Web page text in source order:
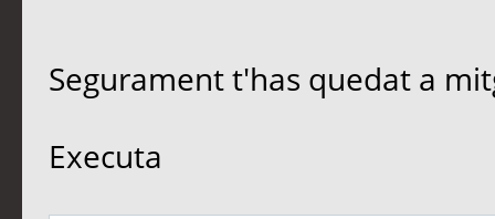
Segurament t'has quedat a
Executa